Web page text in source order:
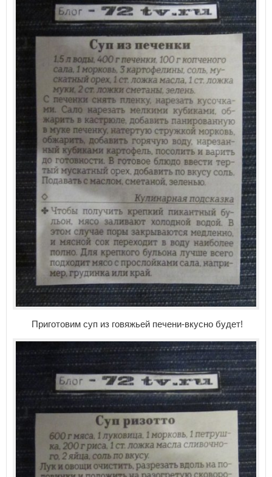
Приготовим суп из говяжьей печени-вкусно будет!